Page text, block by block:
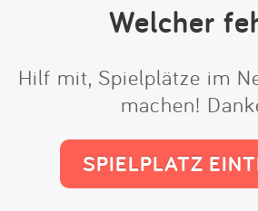
Welcher
Hilf mit, Spielplätze im
machen!
SPIELPLATZ